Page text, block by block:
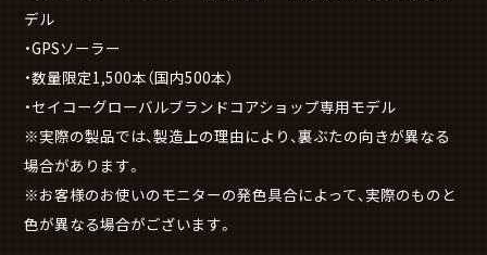
デル
・GPSソーラー
・数量限定1,500本（国内500本）
・セイコーグローバルブランドコアショップ専用モデル
※実際の製品では、製造上の理由により、裏ぶたの向きが異なる
場合があります。
※お客様のお使いのモニターの発色具合によって、実際のものと
色が異なる場合がございます。